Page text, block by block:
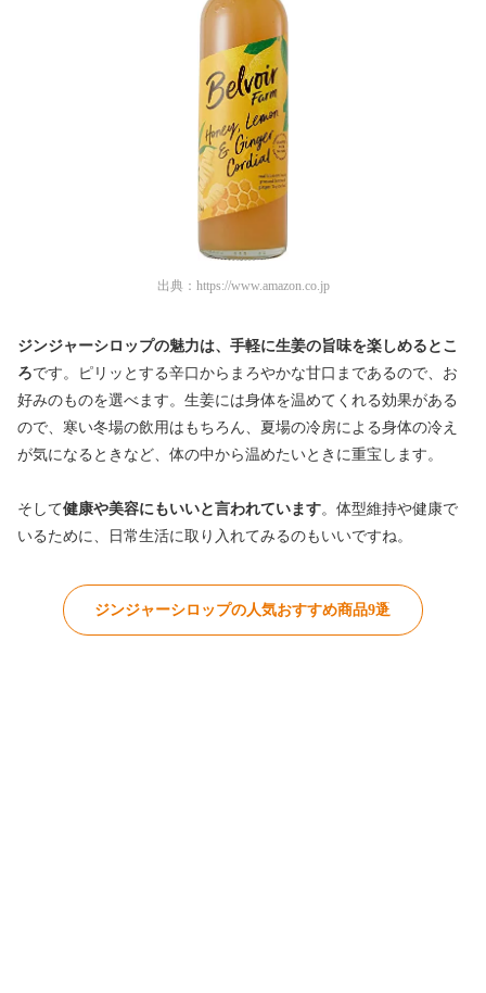
出典： https://www.amazon.co.jp
ジンジャーシロップの魅力は、手軽に生姜の旨味を楽しめるとこ
ろです。ピリッとする辛口からまろやかな甘口まであるので、お
好みのものを選べます。生姜には身体を温めてくれる効果がある
ので、寒い冬場の飲用はもちろん、夏場の冷房による身体の冷え
が気になるときなど、体の中から温めたいときに重宝します。
そして健康や美容にもいいと言われています。体型維持や健康で
いるために、日常生活に取り入れてみるのもいいですね。
ジンジャーシロップの人気おすすめ商品9選